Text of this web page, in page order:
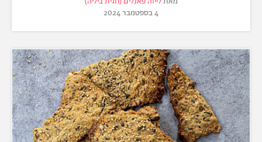
4 בספטמבר 2024